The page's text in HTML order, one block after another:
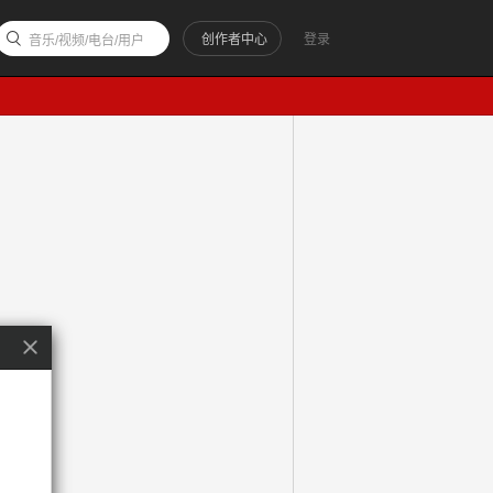
登录
创作者中心
音乐/视频/电台/用户